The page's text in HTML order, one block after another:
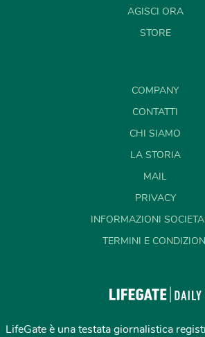
AGISCI ORA
STORE
COMPANY
CONTATTI
CHI SIAMO
LA STORIA
MAIL
PRIVACY
INFORMAZIONI
TERMINI E
LifeGate è una testata giornalistica